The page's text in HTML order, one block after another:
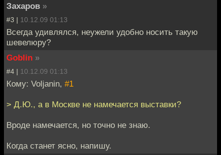
Захаров »
#3 | 10.12.09 01:13
Всегда удивлялся, неужели удобно носить такую
шевелюру?
Goblin »
#4 | 10.12.09 01:13
Кому: Voljanin, #1
> Д.Ю., а в Москве не намечается выставки?
Вроде намечается, но точно не знаю.
Когда станет ясно, напишу.